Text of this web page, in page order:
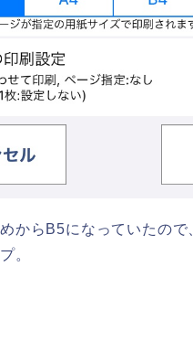
からB5になっていたので
。